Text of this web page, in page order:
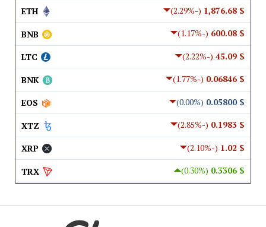
$ 1,876.68
(-2.29%)
ETH
$ 600.08
(-1.17%)
BNB
$ 45.09
(-2.22%)
LTC
$ 0.06846
(-1.77%)
BNK
$ 0.05800
(0.00%)
EOS
$ 0.1983
(-2.85%)
XTZ
$ 1.02
(-2.10%)
XRP
$ 0.3306
(0.30%)
TRX